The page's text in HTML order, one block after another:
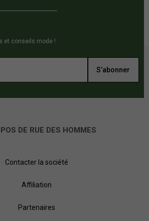
et conseils mode !
S’abonner
DE RUE DES HOMMES
Contacter la société
Affiliation
Partenaires